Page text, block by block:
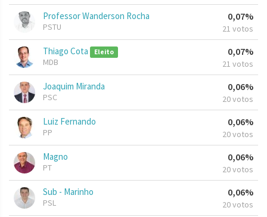
Professor Wanderson Rocha
PSTU
0,07%
21 votos
Thiago Cota Eleito
MDB
0,07%
21 votos
Joaquim Miranda
PSC
0,06%
20 votos
Luiz Fernando
PP
0,06%
20 votos
Magno
PT
0,06%
20 votos
Sub - Marinho
PSL
0,06%
20 votos